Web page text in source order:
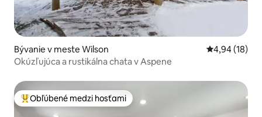
Bývanie v meste Wilson Priemerné
4,94 (18)
Okúzľujúca a rustikálna chata v Aspene
Najobľúbenejšie medzi hosťami
Obľúbené medzi hosťami